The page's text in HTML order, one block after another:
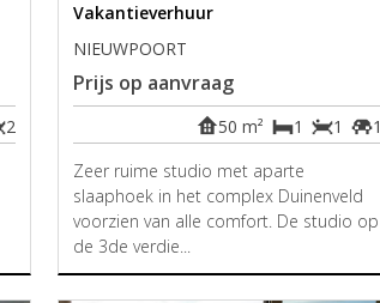
2
Vakantieverhuur
NIEUWPOORT
Prijs op aanvraag
1
1
1
50 m²
Zeer ruime studio met aparte
slaaphoek in het complex Duinenveld
voorzien van alle comfort. De studio op
de 3de verdie...